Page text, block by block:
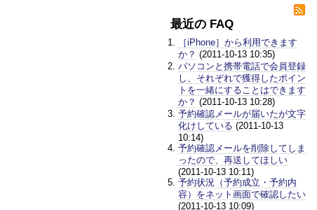
最近の FAQ
［iPhone］から利用できます
か？ (2011-10-13 10:35)
パソコンと携帯電話で会員登録
し、それぞれで獲得したポイン
トを一緒にすることはできます
か？ (2011-10-13 10:28)
予約確認メールが届いたが文字
化けしている (2011-10-13
10:14)
予約確認メールを削除してしま
ったので、再送してほしい
(2011-10-13 10:11)
予約状況（予約成立・予約内
容）をネット画面で確認したい
(2011-10-13 10:09)